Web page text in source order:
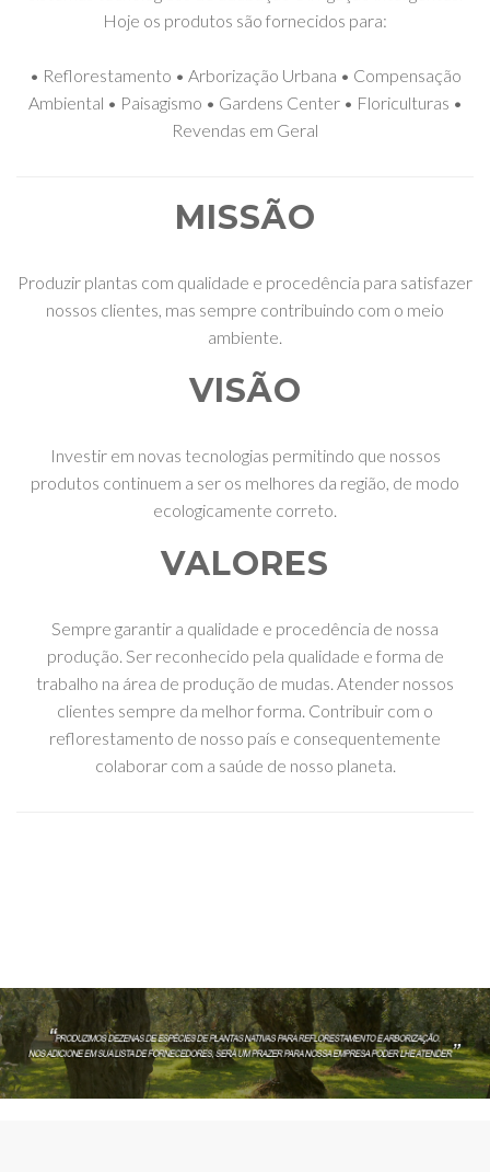
Hoje os produtos são fornecidos para:
• Reflorestamento • Arborização Urbana • Compensação
Ambiental • Paisagismo • Gardens Center • Floriculturas •
Revendas em Geral
MISSÃO
Produzir plantas com qualidade e procedência para satisfazer
nossos clientes, mas sempre contribuindo com o meio
ambiente.
VISÃO
Investir em novas tecnologias permitindo que nossos
produtos continuem a ser os melhores da região, de modo
ecologicamente correto.
VALORES
Sempre garantir a qualidade e procedência de nossa
produção. Ser reconhecido pela qualidade e forma de
trabalho na área de produção de mudas. Atender nossos
clientes sempre da melhor forma. Contribuir com o
reflorestamento de nosso país e consequentemente
colaborar com a saúde de nosso planeta.